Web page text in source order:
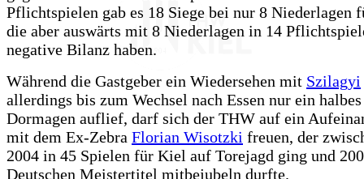
Pflichtspielen gab es 18 Siege bei nur 8 Niederlagen
die aber auswärts mit 8 Niederlagen in 14
negative Bilanz haben.
Während die Gastgeber ein Wiedersehen mit Szilagyi
allerdings bis zum Wechsel nach Essen nur ein
Dormagen auflief, darf sich der THW auf ein
mit dem Ex-Zebra Florian Wisotzki freuen, der
2004 in 45 Spielen für Kiel auf Torejagd ging und
Deutschen Meistertitel mitbejubeln durfte.